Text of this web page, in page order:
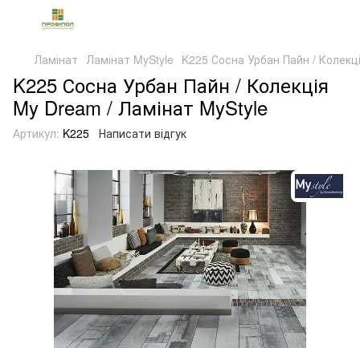
Ламінат Ламінат MyStyle K225 Сосна Урбан Пайн /
K225 Сосна Урбан Пайн / Колекція
My Dream / Ламінат MyStyle
Артикул: K225 Написати відгук